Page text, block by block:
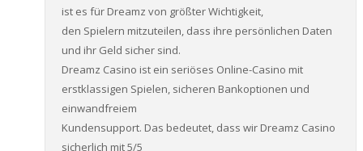
ist es für Dreamz von größter Wichtigkeit,
den Spielern mitzuteilen, dass ihre persönlichen Daten
und ihr Geld sicher sind.
Dreamz Casino ist ein seriöses Online-Casino mit
erstklassigen Spielen, sicheren Bankoptionen und
einwandfreiem
Kundensupport. Das bedeutet, dass wir Dreamz Casino
sicherlich mit 5/5